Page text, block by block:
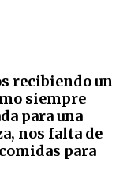
recibiendo un
siempre
para una
nos falta de
para